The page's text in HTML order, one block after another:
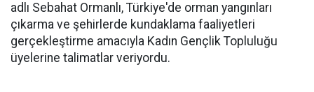
adlı Sebahat Ormanlı, Türkiye'de orman yangınları
çıkarma ve şehirlerde kundaklama faaliyetleri
gerçekleştirme amacıyla Kadın Gençlik Topluluğu
üyelerine talimatlar veriyordu.